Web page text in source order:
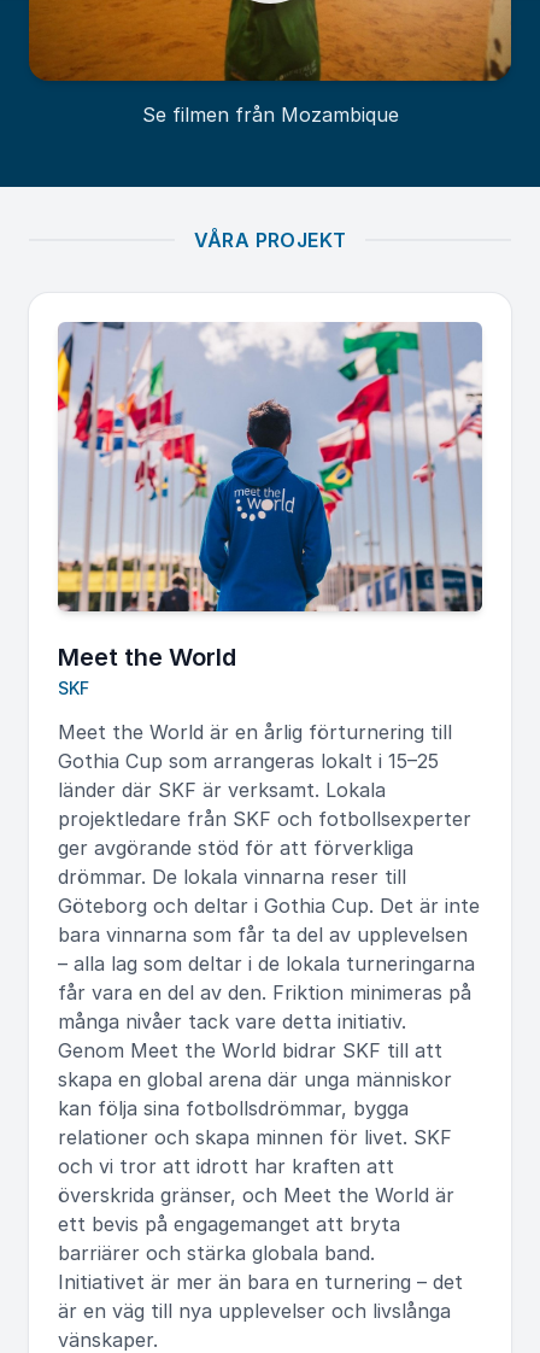
Se filmen från Mozambique
VÅRA PROJEKT
Meet the World
SKF
Meet the World är en årlig förturnering till
Gothia Cup som arrangeras lokalt i 15–25
länder där SKF är verksamt. Lokala
projektledare från SKF och fotbollsexperter
ger avgörande stöd för att förverkliga
drömmar. De lokala vinnarna reser till
Göteborg och deltar i Gothia Cup. Det är inte
bara vinnarna som får ta del av upplevelsen
– alla lag som deltar i de lokala turneringarna
får vara en del av den. Friktion minimeras på
många nivåer tack vare detta initiativ.
Genom Meet the World bidrar SKF till att
skapa en global arena där unga människor
kan följa sina fotbollsdrömmar, bygga
relationer och skapa minnen för livet. SKF
och vi tror att idrott har kraften att
överskrida gränser, och Meet the World är
ett bevis på engagemanget att bryta
barriärer och stärka globala band.
Initiativet är mer än bara en turnering – det
är en väg till nya upplevelser och livslånga
vänskaper.